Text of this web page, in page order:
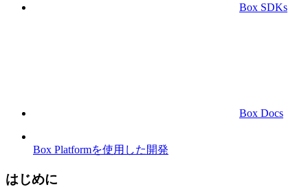
Box SDKs
Box Docs
Box Platformを使用した開発
はじめに